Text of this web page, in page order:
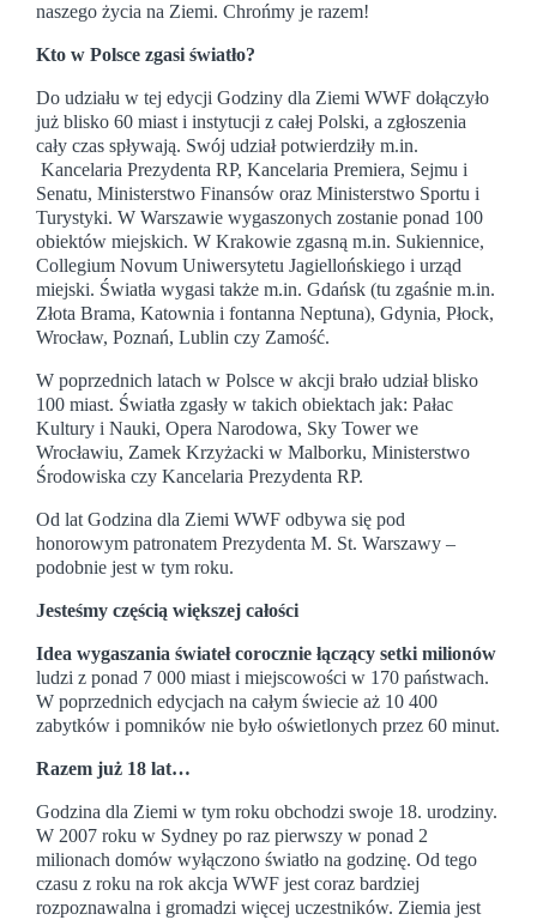
naszego życia na Ziemi. Chrońmy je razem!
Kto w Polsce zgasi światło?
Do udziału w tej edycji Godziny dla Ziemi WWF dołączyło
już blisko 60 miast i instytucji z całej Polski, a zgłoszenia
cały czas spływają. Swój udział potwierdziły m.in.
Kancelaria Prezydenta RP, Kancelaria Premiera, Sejmu i
Senatu, Ministerstwo Finansów oraz Ministerstwo Sportu i
Turystyki. W Warszawie wygaszonych zostanie ponad 100
obiektów miejskich. W Krakowie zgasną m.in. Sukiennice,
Collegium Novum Uniwersytetu Jagiellońskiego i urząd
miejski. Światła wygasi także m.in. Gdańsk (tu zgaśnie m.in.
Złota Brama, Katownia i fontanna Neptuna), Gdynia, Płock,
Wrocław, Poznań, Lublin czy Zamość.
W poprzednich latach w Polsce w akcji brało udział blisko
100 miast. Światła zgasły w takich obiektach jak: Pałac
Kultury i Nauki, Opera Narodowa, Sky Tower we
Wrocławiu, Zamek Krzyżacki w Malborku, Ministerstwo
Środowiska czy Kancelaria Prezydenta RP.
Od lat Godzina dla Ziemi WWF odbywa się pod
honorowym patronatem Prezydenta M. St. Warszawy –
podobnie jest w tym roku.
Jesteśmy częścią większej całości
Idea wygaszania świateł corocznie łączący setki milionów
ludzi z ponad 7 000 miast i miejscowości w 170 państwach.
W poprzednich edycjach na całym świecie aż 10 400
zabytków i pomników nie było oświetlonych przez 60 minut.
Razem już 18 lat…
Godzina dla Ziemi w tym roku obchodzi swoje 18. urodziny.
W 2007 roku w Sydney po raz pierwszy w ponad 2
milionach domów wyłączono światło na godzinę. Od tego
czasu z roku na rok akcja WWF jest coraz bardziej
rozpoznawalna i gromadzi więcej uczestników. Ziemia jest